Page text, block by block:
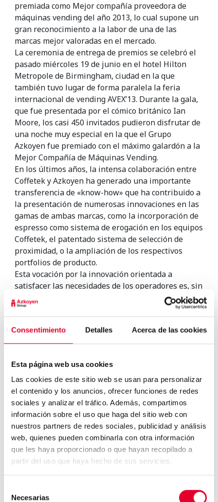
Consentimiento Detalles Acerca de las cookies
Esta página web usa cookies
Las cookies de este sitio web se usan para personalizar
el contenido y los anuncios, ofrecer funciones de redes
sociales y analizar el tráfico. Además, compartimos
información sobre el uso que haga del sitio web con
nuestros partners de redes sociales, publicidad y análisis
web, quienes pueden combinarla con otra información
que les haya proporcionado o que hayan recopilado a
partir del uso que haya hecho de sus servicios.
Necesarias
premiada como Mejor compañía proveedora de
máquinas vending del año 2013, lo cual supone un
gran reconocimiento a la labor de una de las
marcas mejor valoradas en el mercado.
La ceremonia de entrega de premios se celebró el
pasado miércoles 19 de junio en el hotel Hilton
Metropole de Birmingham, ciudad en la que
también tuvo lugar de forma paralela la feria
internacional de vending AVEX’13. Durante la gala,
que fue presentada por el cómico británico Ian
Moore, los casi 450 invitados pudieron disfrutar de
una noche muy especial en la que el Grupo
Azkoyen fue premiado con el máximo galardón a la
Mejor Compañía de Máquinas Vending.
En los últimos años, la intensa colaboración entre
Coffetek y Azkoyen ha generado una importante
transferencia de «know-how» que ha contribuido a
la presentación de numerosas innovaciones en las
gamas de ambas marcas, como la incorporación de
espresso como sistema de erogación en los equipos
Coffetek, el patentado sistema de selección de
proximidad, o la ampliación de los respectivos
portfolios de producto.
Esta vocación por la innovación orientada a
satisfacer las necesidades de los operadores es, sin
lugar a dudas, uno de los valores que han motivado
el reconocimiento del Grupo AZKOYEN como mejor
picadura para sus máqu...
Azkoyen lanza su nueva web
www.azkoyenvending.com...